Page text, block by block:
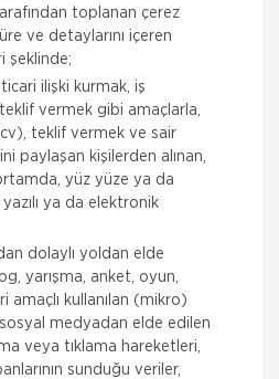
tarafından toplanan çerez
ve detaylarını içeren
şeklinde;
ilişki kurmak, iş
vermek gibi amaçlarla,
teklif vermek ve sair
paylaşan kişilerden alınan,
yüz yüze ya da
ya da elektronik
dolaylı yoldan elde
yarışma, anket, oyun,
amaçlı kullanılan (mikro)
medyadan elde edilen
veya tıklama hareketleri,
sunduğu veriler,